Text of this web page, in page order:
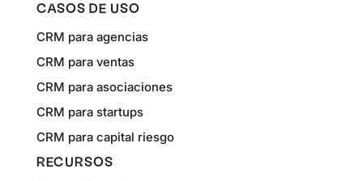
CASOS DE USO
CRM para agencias
CRM para ventas
CRM para asociaciones
CRM para startups
CRM para capital riesgo
RECURSOS